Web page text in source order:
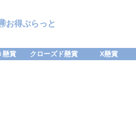
お得ぷらっと
懸賞 クローズド懸賞 X懸賞